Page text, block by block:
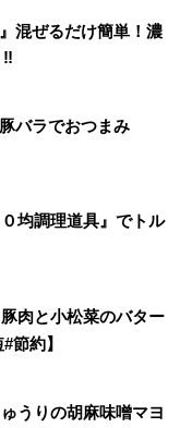
混ぜるだけ簡単！濃
‼︎
バラでおつまみ
均調理道具』でトル
肉と小松菜のバター
節約】
うりの胡麻味噌マヨ